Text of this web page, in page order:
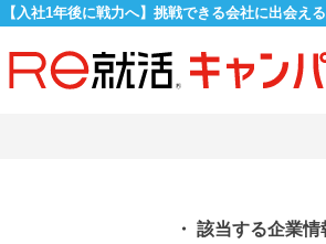
【入社1年後に戦力へ】挑戦できる会社に出会え
・ 該当する企業